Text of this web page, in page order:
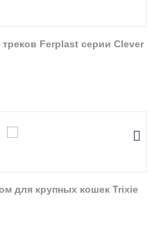
Ferplast серии Clever
для крупных кошек Trixie